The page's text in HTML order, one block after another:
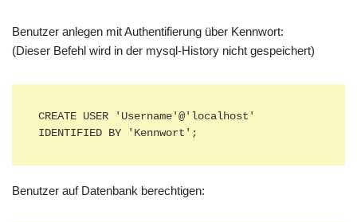
Benutzer anlegen mit Authentifierung über Kennwort:
(Dieser Befehl wird in der mysql-History nicht gespeichert)
CREATE USER 'Username'@'localhost'
IDENTIFIED BY 'Kennwort';
Benutzer auf Datenbank berechtigen: